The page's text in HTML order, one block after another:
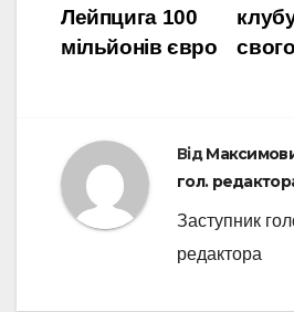
Лейпцига 100
мільйонів євро
Від
гол.
Заступник
редактора